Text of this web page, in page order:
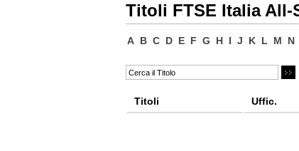
Titoli FTSE Italia All-
A B C D E F G H I J K L M N
Titoli Uffic.